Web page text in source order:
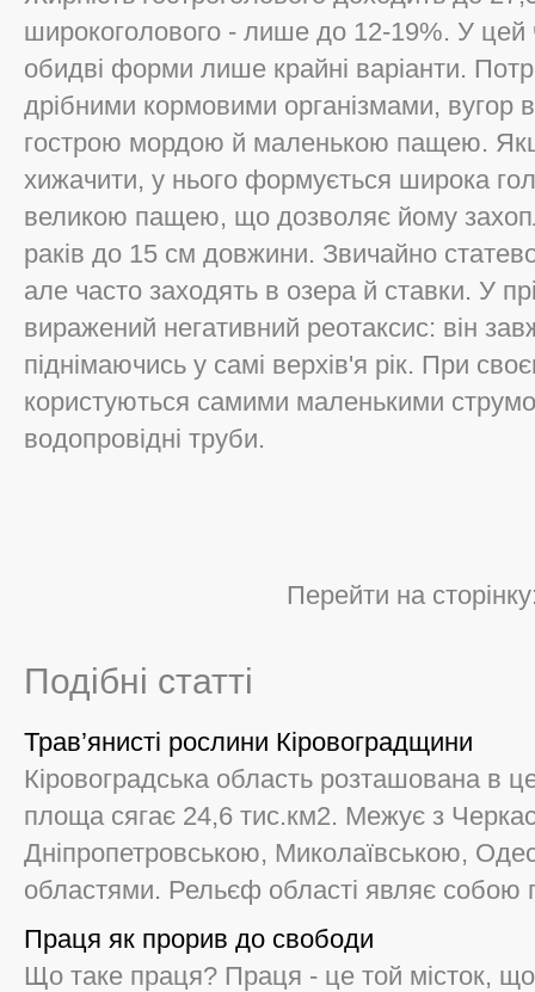
широкоголового - лише до 12-19%. У
обидві форми лише крайні варіанти.
дрібними кормовими організмами, вугор
гострою мордою й маленькою пащею.
хижачити, у нього формується широка
великою пащею, що дозволяє йому
раків до 15 см довжини. Звичайно
але часто заходять в озера й ставки. У
виражений негативний реотаксис: він
піднімаючись у самі верхів'я рік. При
користуються самими маленькими
водопровідні труби.
Перейти на
Подібні статті
Трав’янисті рослини Кіровоградщини
Кіровоградська область розташована в
площа сягає 24,6 тис.км2. Межує з
Дніпропетровською, Миколаївською,
областями. Рельєф області являє собою
Праця як прорив до свободи
Що таке праця? Праця - це той місток, що